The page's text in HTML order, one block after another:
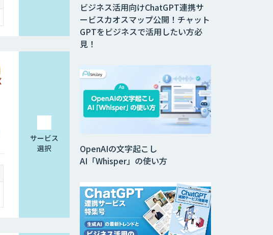
サービス
選択
OpenAIの文字起こし
AI「Whisper」の使い方
ビジネス活用向けChatGPT連携サ
ービスカオスマップ公開！チャット
GPTをビジネスで活用したい方必
見！